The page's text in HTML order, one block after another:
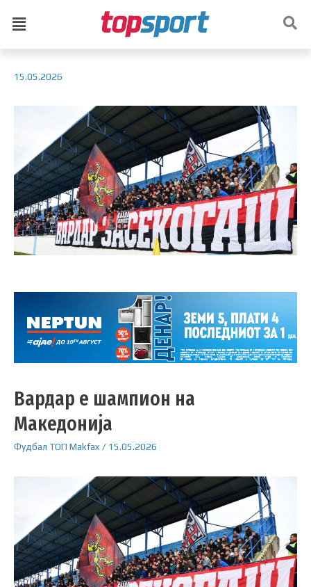
15.05.2026
Вардар е шампион на
Македонија
Фудбал ТОП Makfax / 15.05.2026